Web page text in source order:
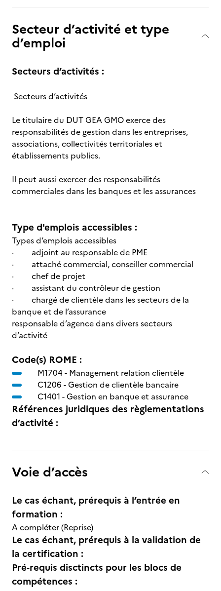
Secteur d’activité et type
d’emploi
Secteurs d’activités :
Secteurs d’activités
Le titulaire du DUT GEA GMO exerce des
responsabilités de gestion dans les entreprises,
associations, collectivités territoriales et
établissements publics.
Il peut aussi exercer des responsabilités
commerciales dans les banques et les assurances
Type d'emplois accessibles :
Types d’emplois accessibles
· adjoint au responsable de PME
· attaché commercial, conseiller commercial
· chef de projet
· assistant du contrôleur de gestion
· chargé de clientèle dans les secteurs de la
banque et de l’assurance
responsable d’agence dans divers secteurs
d’activité
Code(s) ROME :
M1704 - Management relation clientèle
C1206 -Gestion de clientèle bancaire
C1401 -Gestion en banque et assurance
Références juridiques des règlementations
d’activité :
Voie d’accès
Le cas échant, prérequis à l’entrée en
formation :
A compléter (Reprise)
Le cas échant, prérequis à la validation de
la certification :
Pré-requis disctincts pour les blocs de
compétences :